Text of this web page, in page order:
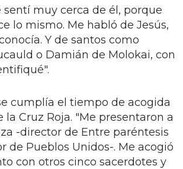
sentí muy cerca de él, porque
lo mismo. Me habló de Jesús,
Y de santos como
o Damián de Molokai, con
cum­plía el tiempo de acogida
la Cruz Roja. "Me presentaron a
-direc­tor de Entre paréntesis
de Pueblos Unidos-. Me acogió
con otros cinco sacerdotes y